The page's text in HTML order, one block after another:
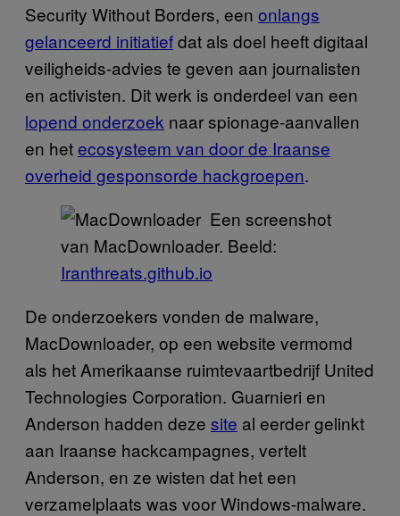
Security Without Borders, een onlangs
gelanceerd initiatiefdat als doel heeft digitaal
veiligheids-advies te geven aan journalisten
en activisten. Dit werk is onderdeel van een
lopend onderzoek naar spionage-aanvallen
en hetecosysteem van door de Iraanse
overheid gesponsorde hackgroepen.
Een screenshot
van MacDownloader. Beeld:
Iranthreats.github.io
De onderzoekers vonden de malware,
MacDownloader, op een website vermomd
als het Amerikaanse ruimtevaartbedrijf United
Technologies Corporation. Guarnieri en
Anderson hadden deze site al eerder gelinkt
aan Iraanse hackcampagnes, vertelt
Anderson, en ze wisten dat het een
verzamelplaats was voor Windows-malware.